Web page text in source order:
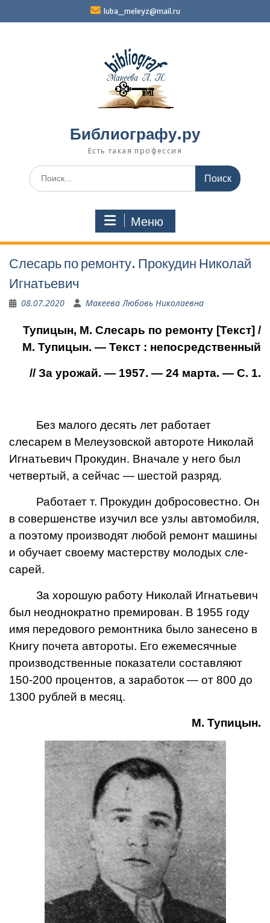
luba_meleyz@mail.ru
Библиографу.ру
Есть такая профессия
Поиск
по:
Меню
Слесарь по ремонту. Прокудин Николай
Иг­натьевич
08.07.2020 Макеева Любовь Николаевна
Тупицын, М. Слесарь по ремонту [Текст] /
М. Тупицын. — Текст : непосредственный
// За урожай. — 1957. — 24 марта. — С. 1.
Без малого десять лет ра­ботает
слесарем в Мелеузов­ской автороте Николай
Иг­натьевич Прокудин. Вначале у него был
четвертый, а сей­час — шестой разряд.
Работает т. Прокудин добро­совестно. Он
в совершенстве изучил все узлы автомобиля,
а поэтому производят любой ремонт машины
и обучает свое­му мастерству молодых сле­
сарей.
За хорошую работу Николай Игнатьевич
был неоднократно премирован. В 1955 году
имя передового ремонтника было занесено в
Книгу почета автороты. Его ежемесячные
производственные показатели составляют
150-200 процен­тов, а заработок — от 800 до
1300 рублей в месяц.
М. Тупицын.